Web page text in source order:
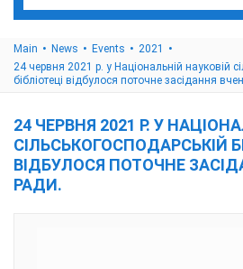
Main News Events
2021
24 червня 2021 р. у Національній науковій
бібліотеці відбулося поточне засідання
24 ЧЕРВНЯ 2021 Р. У
СІЛЬСЬКОГОСПОДАРСЬКІЙ
ВІДБУЛОСЯ ПОТОЧНЕ
РАДИ.